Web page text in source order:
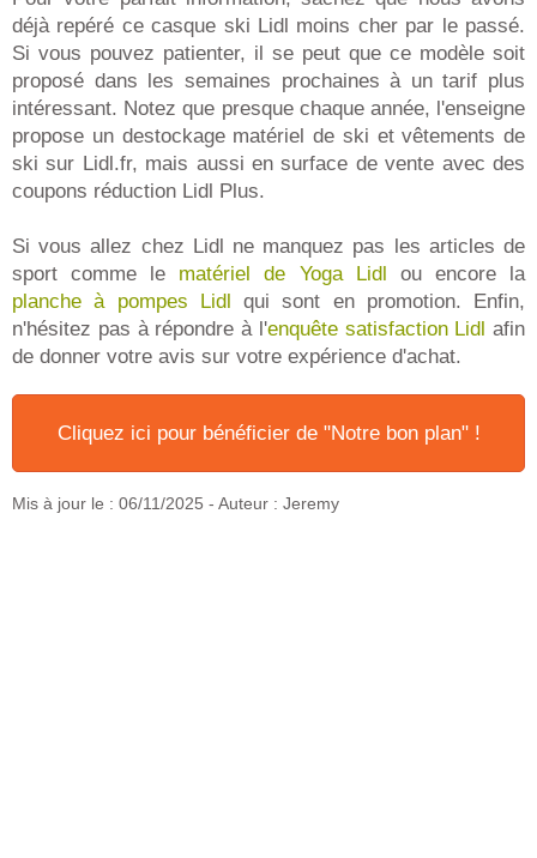
déjà repéré ce casque ski Lidl moins cher par le passé.
Si vous pouvez patienter, il se peut que ce modèle soit
proposé dans les semaines prochaines à un tarif plus
intéressant. Notez que presque chaque année, l'enseigne
propose un destockage matériel de ski et vêtements de
ski sur Lidl.fr, mais aussi en surface de vente avec des
coupons réduction Lidl Plus.
Si vous allez chez Lidl ne manquez pas les articles de
sport comme le matériel de Yoga Lidl ou encore la
planche à pompes Lidl qui sont en promotion. Enfin,
n'hésitez pas à répondre à l'enquête satisfaction Lidl afin
de donner votre avis sur votre expérience d'achat.
Cliquez ici pour bénéficier de "Notre bon plan" !
Mis à jour le : 06/11/2025 - Auteur : Jeremy